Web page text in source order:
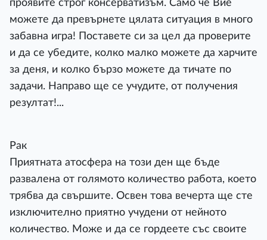
проявите строг консерватизъм. Само че Вие
можете да превърнете цялата ситуация в много
забавна игра! Поставете си за цел да проверите
и да се убедите, колко малко можете да харчите
за деня, и колко бързо можете да тичате по
задачи. Направо ще се учудите, от получения
резултат!...
Рак
Приятната атосфера на този ден ще бъде
развалена от голямото количество работа, което
трябва да свършите. Освен това вечерта ще сте
изключително приятно учудени от нейното
количество. Може и да се гордеете със своите